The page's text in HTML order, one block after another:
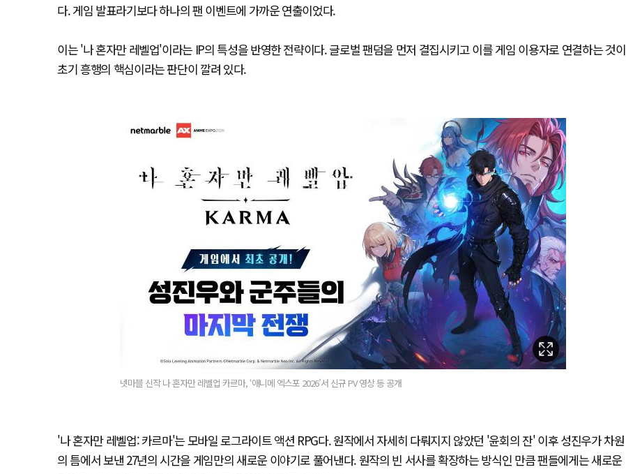
다. 게임 발표라기보다 하나의 팬 이벤트에 가까운 연출이었다.
이는 '나 혼자만 레벨업'이라는 IP의 특성을 반영한 전략이다. 글로벌 팬덤을 먼저 결집시키고 이를 게임 이용자로 연결하는 것이
초기 흥행의 핵심이라는 판단이 깔려 있다.
넷마블 신작 나 혼자만 레벨업 카르마, ‘애니메 엑스포 2026’서 신규 PV 영상 등 공개
'나 혼자만 레벨업: 카르마'는 모바일 로그라이트 액션 RPG다. 원작에서 자세히 다뤄지지 않았던 '윤회의 잔' 이후 성진우가 차원
의 틈에서 보낸 27년의 시간을 게임만의 새로운 이야기로 풀어낸다. 원작의 빈 서사를 확장하는 방식인 만큼 팬들에게는 새로운